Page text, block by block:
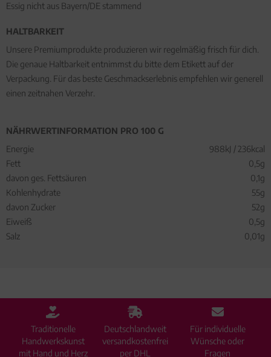
Essig nicht aus Bayern/DE stammend
HALTBARKEIT
Unsere Premiumprodukte produzieren wir regelmäßig frisch für dich.
Die genaue Haltbarkeit entnimmst du bitte dem Etikett auf der
Verpackung. Für das beste Geschmackserlebnis empfehlen wir generell
einen zeitnahen Verzehr.
NÄHRWERTINFORMATION PRO 100 G
Energie
988kJ / 236kcal
Fett
0,5g
davon ges. Fettsäuren
0,1g
Kohlenhydrate
55g
davon Zucker
52g
Eiweiß
0,5g
Salz
0,01g
Traditionelle
Handwerkskunst
mit Hand und Herz
Deutschlandweit
versandkostenfrei
per DHL
Für individuelle
Wünsche oder
Fragen